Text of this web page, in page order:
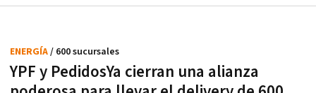
YPF y PedidosYa cierran una alianza
ENERGÍA/ 600 sucursales